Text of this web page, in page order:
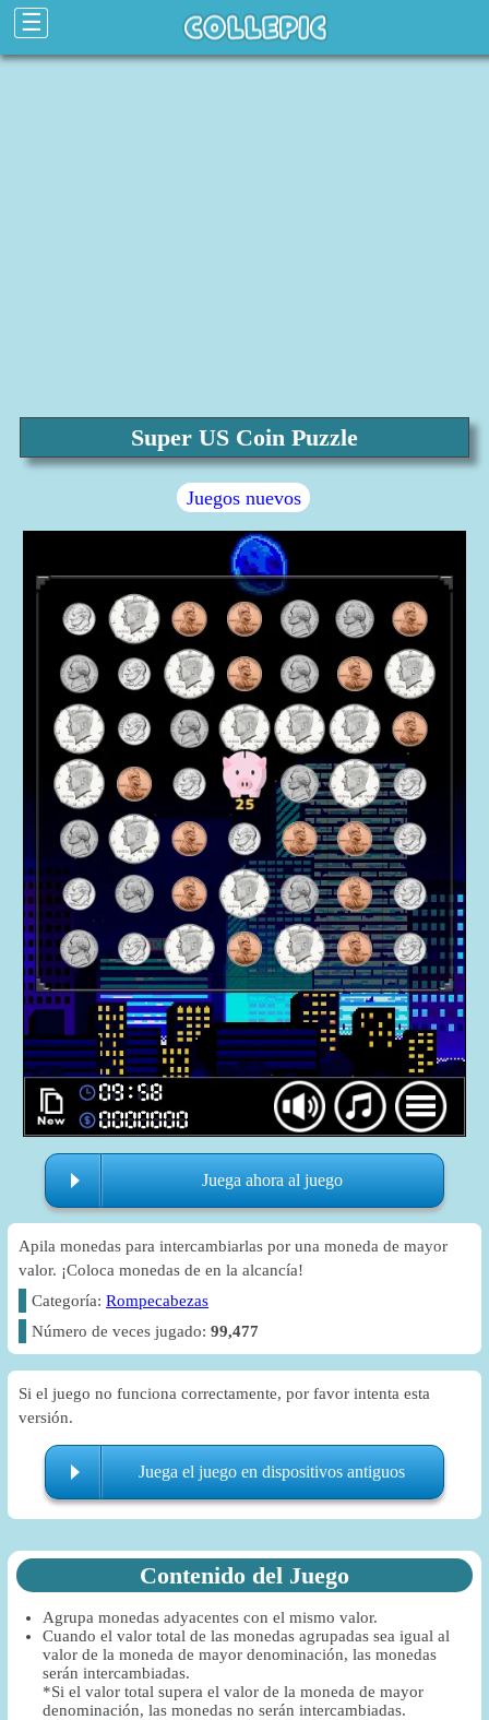
☰
Super US Coin Puzzle
Juegos nuevos
Juega ahora al juego
Apila monedas para intercambiarlas por una moneda de mayor
valor. ¡Coloca monedas de en la alcancía!
Categoría:Rompecabezas
Número de veces jugado:99,477
Si el juego no funciona correctamente, por favor intenta esta
versión.
Juega el juego en dispositivos antiguos
Contenido del Juego
Agrupa monedas adyacentes con el mismo valor.
Cuando el valor total de las monedas agrupadas sea igual al
valor de la moneda de mayor denominación, las monedas
serán intercambiadas.
*Si el valor total supera el valor de la moneda de mayor
denominación, las monedas no serán intercambiadas.